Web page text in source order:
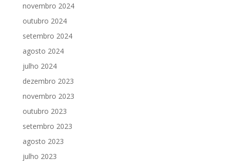
novembro 2024
outubro 2024
setembro 2024
agosto 2024
julho 2024
dezembro 2023
novembro 2023
outubro 2023
setembro 2023
agosto 2023
julho 2023